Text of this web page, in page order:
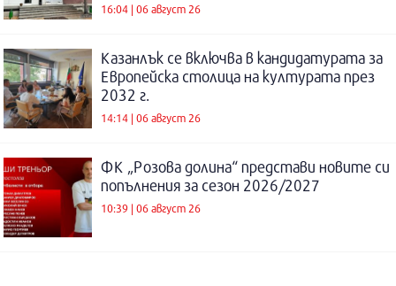
16:04 | 06 август 26
Казанлък се включва в кандидатурата за
Европейска столица на културата през
2032 г.
14:14 | 06 август 26
ФК „Розова долина“ представи новите си
попълнения за сезон 2026/2027
10:39 | 06 август 26